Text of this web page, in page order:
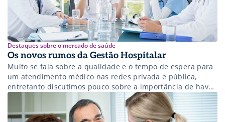
Destaques sobre o mercado de saúde
Os novos rumos da Gestão Hospitalar
Muito se fala sobre a qualidade e o tempo de espera para
um atendimento médico nas redes privada e pública,
entretanto discutimos pouco sobre a importância de haver
bons gestores na linha de frente de clínicas e hospitais, e
sobre como eles podem fazer a diferença nesse sistema.
De acordo com dados da Confederação Nacional […]